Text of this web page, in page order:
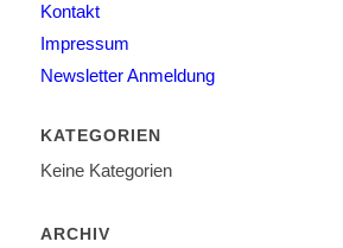
Kontakt
Impressum
Newsletter Anmeldung
KATEGORIEN
Keine Kategorien
ARCHIV